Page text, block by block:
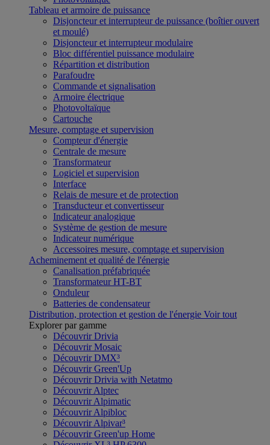
Tableau et armoire de puissance
Disjoncteur et interrupteur de puissance (boîtier ouvert
et moulé)
Disjoncteur et interrupteur modulaire
Bloc différentiel puissance modulaire
Répartition et distribution
Parafoudre
Commande et signalisation
Armoire électrique
Photovoltaïque
Cartouche
Mesure, comptage et supervision
Compteur d'énergie
Centrale de mesure
Transformateur
Logiciel et supervision
Interface
Relais de mesure et de protection
Transducteur et convertisseur
Indicateur analogique
Système de gestion de mesure
Indicateur numérique
Accessoires mesure, comptage et supervision
Acheminement et qualité de l'énergie
Canalisation préfabriquée
Transformateur HT-BT
Onduleur
Batteries de condensateur
Distribution, protection et gestion de l'énergie Voir tout
Explorer par gamme
Découvrir Drivia
Découvrir Mosaic
Découvrir DMX³
Découvrir Green'Up
Découvrir Drivia with Netatmo
Découvrir Alptec
Découvrir Alpimatic
Découvrir Alpibloc
Découvrir Alpivar³
Découvrir Green'up Home